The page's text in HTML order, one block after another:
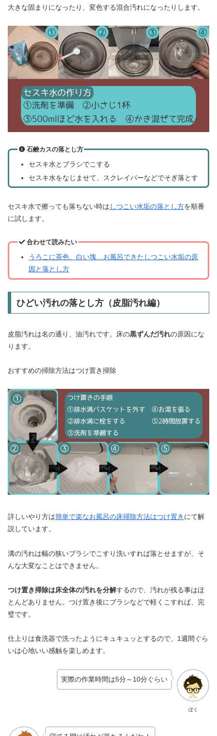
大きな固まりになったり、変色する混合汚れになったりします。
石鹸カスの落とし方
セスキ水とブラシでこする
セスキ水をなじませて、スクレイパーなどでそぎ落とす
セスキ水で擦っても落ちない時は しつこい水垢の落とし方を順番
に試します。
合わせて読みたい
うろこに茶色、白い塊…お風呂できたしつこい水垢の原
因と落とし方
ひどい汚れの落とし方（皮脂汚れ編）
皮脂汚れは名の通り、油汚れです。床の黒ずんだ汚れの原因にな
ります。
おすすめの掃除方法はつけ置き掃除
詳しいやり方は簡単で楽なお風呂の床掃除方法はつけ置き にて解
説しています。
溝の汚れは幅の狭いブラシでこすり洗いすれば落とせますが、そ
んな大変なことはできません。
つけ置き掃除は床全体の汚れを分解するので、汚れが残る事はほ
とんどありません。つけ置き後にブラシなどで軽くこすれば、完
璧です。
仕上りは食洗器で洗ったようにキュキュッとするので、1週間ぐら
いは心地いい感触を楽しめます。
ぼく
実際の作業時間は5分～10分ぐらい